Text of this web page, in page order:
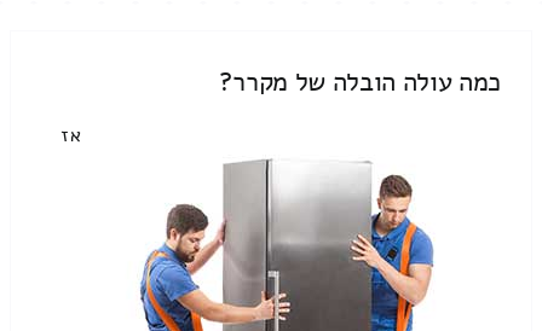
כמה עולה הובלה של מקרר?
אז